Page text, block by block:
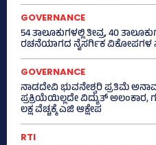
GOVERNANCE
54 ತಾಲೂಕುಗಳಲ್ಲಿ ತೀವ್ರ, 40
ರಚನೆಯಾಗದ ನೈಸರ್ಗಿಕ
GOVERNANCE
ನಾಡದೇವಿ ಭುವನೇಶ್ವರಿ ಪ್ರತಿಮೆ
ಪ್ರಕ್ರಿಯೆಯಿಲ್ಲದೇ ವಿದ್ಯುತ್‌ ಅಲಂಕಾರ,
ಲಕ್ಷ ವೆಚ್ಚಕ್ಕೆ ಎಜಿ ಆಕ್ಷೇಪ
RTI